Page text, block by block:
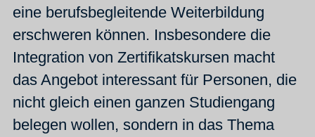
eine berufsbegleitende Weiterbildung
erschweren können. Insbesondere die
Integration von Zertifikatskursen macht
das Angebot interessant für Personen, die
nicht gleich einen ganzen Studiengang
belegen wollen, sondern in das Thema